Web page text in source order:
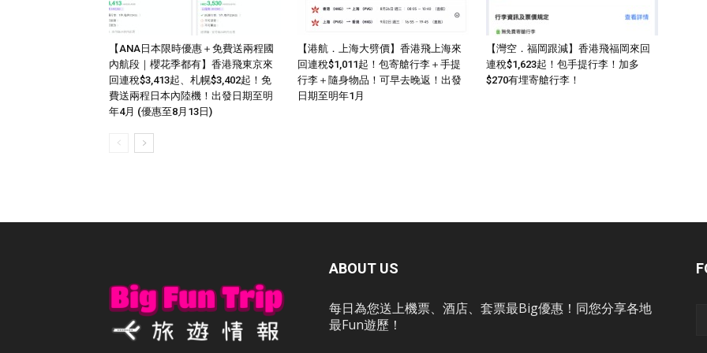
【ANA日本限時優惠＋免費送兩程國
內航段｜櫻花季都有】香港飛東京來
回連稅$3,413起、札幌$3,402起！免
費送兩程日本內陸機！出發日期至明
年4月 (優惠至8月13日)
【港航．上海大劈價】香港飛上海來
回連稅$1,011起！包寄艙行李＋手提
行李＋隨身物品！可早去晚返！出發
日期至明年1月
【灣空．福岡跟減】香港飛福岡來回
連稅$1,623起！包手提行李！加多
$270有埋寄艙行李！
ABOUT US
每日為您送上機票、酒店、套票最Big優惠！同您分享各地
最Fun遊歷！